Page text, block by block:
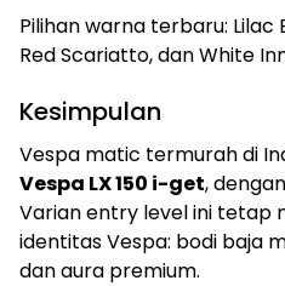
Pilihan warna terbaru: Lilac
Red Scariatto, dan White
Kesimpulan
Vespa matic termurah di
Vespa LX 150 i-get,
Varian entry level ini tetap
identitas Vespa: bodi baja
dan aura premium.